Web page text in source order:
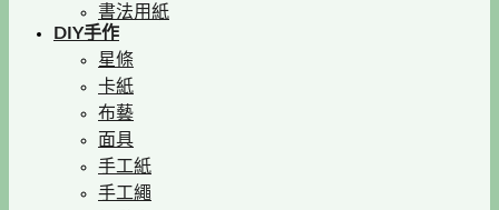
書法用紙
DIY手作
星條
卡紙
布藝
面具
手工紙
手工繩